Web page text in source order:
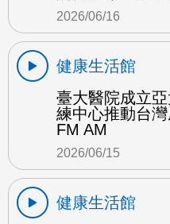
2026/06/16
健康生活館
臺大醫院成立
練中心推動台
FM AM
2026/06/15
健康生活館